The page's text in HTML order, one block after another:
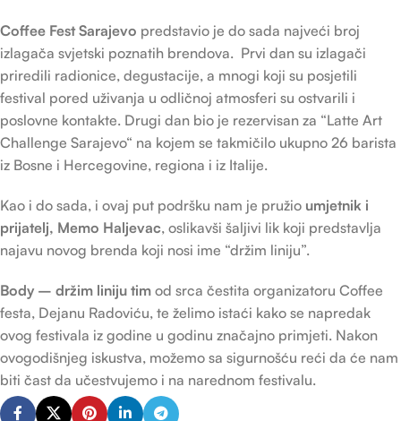
Coffee Fest Sarajevo predstavio je do sada najveći broj
izlagača svjetski poznatih brendova. Prvi dan su izlagači
priredili radionice, degustacije, a mnogi koji su posjetili
festival pored uživanja u odličnoj atmosferi su ostvarili i
poslovne kontakte. Drugi dan bio je rezervisan za “Latte Art
Challenge Sarajevo“ na kojem se takmičilo ukupno 26 barista
iz Bosne i Hercegovine, regiona i iz Italije.
Kao i do sada, i ovaj put podršku nam je pružio umjetnik i
prijatelj, Memo Haljevac, oslikavši šaljivi lik koji predstavlja
najavu novog brenda koji nosi ime “držim liniju”.
Body – držim liniju tim od srca čestita organizatoru Coffee
festa, Dejanu Radoviću, te želimo istaći kako se napredak
ovog festivala iz godine u godinu značajno primjeti. Nakon
ovogodišnjeg iskustva, možemo sa sigurnošću reći da će nam
biti čast da učestvujemo i na narednom festivalu.